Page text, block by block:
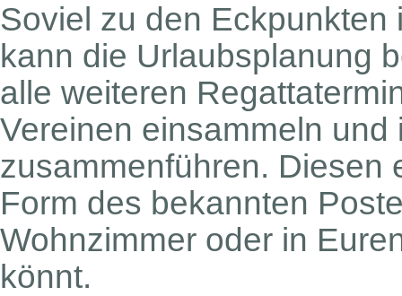
Soviel zu den
kann die Urlaubsplanung
alle weiteren
Vereinen einsammeln
zusammenführen. Diesen
Form des bekannten
Wohnzimmer oder in
könnt.